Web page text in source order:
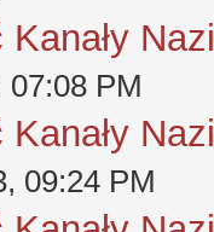
07:08 PM
09:24 PM